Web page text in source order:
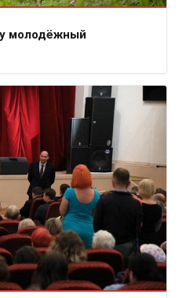
молодёжный